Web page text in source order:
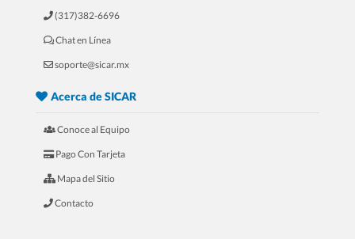
(317)382-6696
Chat en Línea
soporte@sicar.mx
Acerca de SICAR
Conoce al Equipo
Pago Con Tarjeta
Mapa del Sitio
Contacto